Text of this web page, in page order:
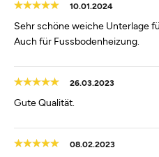
10.01.2024
Sehr schöne weiche Unterlage
Auch für Fussbodenheizung.
26.03.2023
Gute Qualität.
08.02.2023